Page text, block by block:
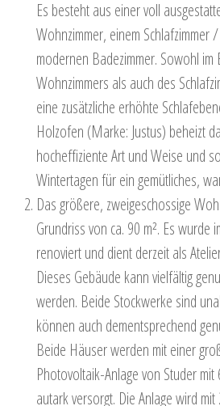
Es besteht aus einer voll
Wohnzimmer, einem Schlafzimmer
modernen Badezimmer. Sowohl im
Wohnzimmers als auch des
eine zusätzliche erhöhte
Holzofen (Marke: Justus) beheizt
hocheffiziente Art und Weise und
Wintertagen für ein gemütliches,
Das größere, zweigeschossige
Grundriss von ca. 90 m². Es wurde
renoviert und dient derzeit als
Dieses Gebäude kann vielfältig
werden. Beide Stockwerke sind
können auch dementsprechend
Beide Häuser werden mit einer
Photovoltaik-Anlage von Studer
autark versorgt. Die Anlage wird